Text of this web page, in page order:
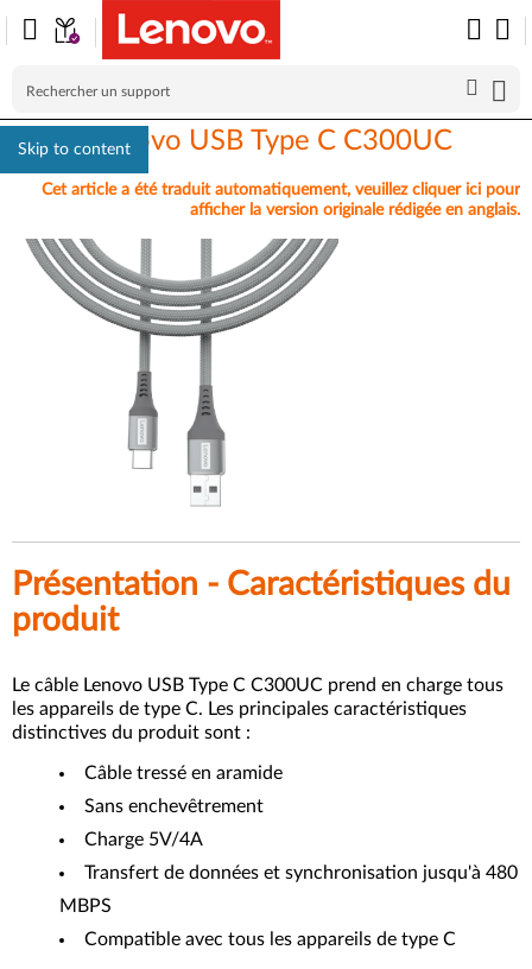
Skip to content
Câble Lenovo USB Type C C300UC
Cet article a été traduit automatiquement, veuillez cliquer ici pour
afficher la version originale rédigée en anglais.
Présentation - Caractéristiques du
produit
Le câble Lenovo USB Type C C300UC prend en charge tous
les appareils de type C. Les principales caractéristiques
distinctives du produit sont :
Câble tressé en aramide
Sans enchevêtrement
Charge 5V/4A
Transfert de données et synchronisation jusqu'à 480
MBPS
Compatible avec tous les appareils de type C